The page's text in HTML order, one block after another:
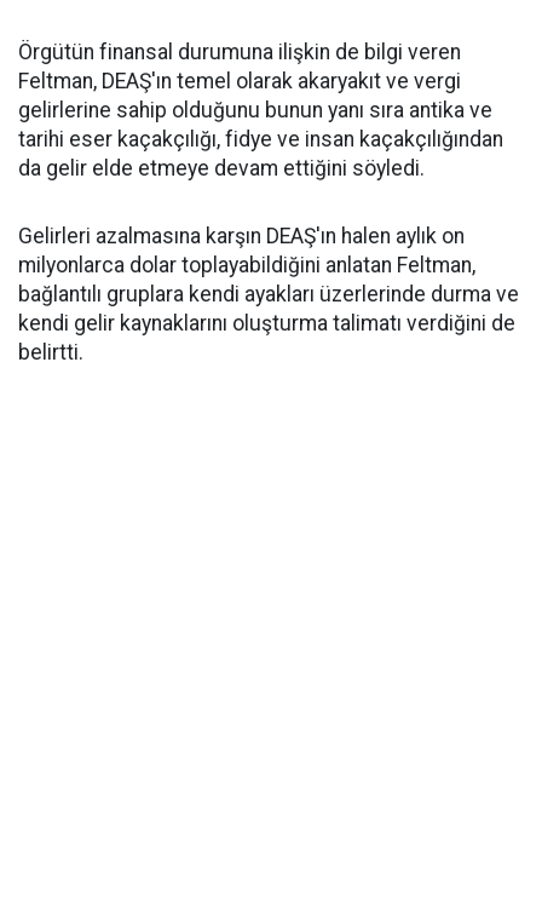
Örgütün finansal durumuna ilişkin de bilgi veren
Feltman, DEAŞ'ın temel olarak akaryakıt ve vergi
gelirlerine sahip olduğunu bunun yanı sıra antika ve
tarihi eser kaçakçılığı, fidye ve insan kaçakçılığından
da gelir elde etmeye devam ettiğini söyledi.
Gelirleri azalmasına karşın DEAŞ'ın halen aylık on
milyonlarca dolar toplayabildiğini anlatan Feltman,
bağlantılı gruplara kendi ayakları üzerlerinde durma ve
kendi gelir kaynaklarını oluşturma talimatı verdiğini de
belirtti.